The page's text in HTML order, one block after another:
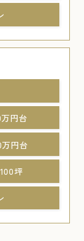
円台
円台
坪